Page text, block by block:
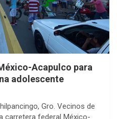
Acapulco para
adolescente
Gro. Vecinos de
carretera federal México-